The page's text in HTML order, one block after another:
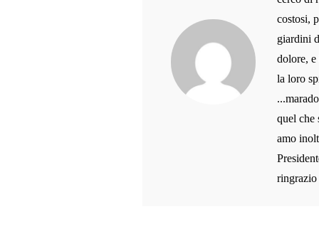
costosi,
giardini
dolore,
la loro
quel che
amo
ringrazio